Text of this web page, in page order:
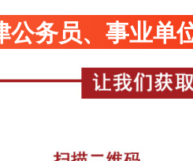
公务员、事业单